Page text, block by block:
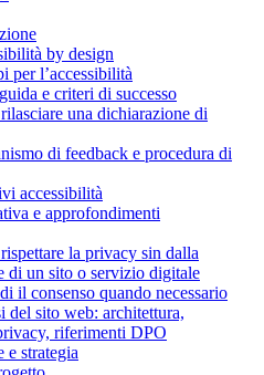
by design
per l’accessibilità
e criteri di successo
una dichiarazione di
di feedback e procedura di
accessibilità
e approfondimenti
la privacy sin dalla
di un sito o servizio digitale
il consenso quando necessario
del sito web: architettura,
riferimenti DPO
e strategia